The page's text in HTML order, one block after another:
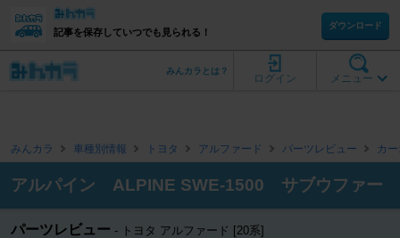
記事を保存していつでも見られる！
ダウンロード
メニュー
ログイン
みんカラとは？
みんカラ 車種別情報 トヨタ アルファード パーツレビュー カ
アルパイン ALPINE SWE-1500 サブウファー
パーツレビュー トヨタ アルファード [20系]